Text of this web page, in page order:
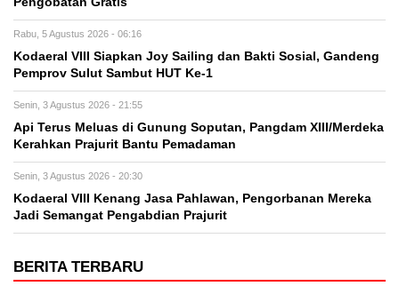
Rabu, 5 Agustus 2026 - 06:16
Kodaeral VIII Siapkan Joy Sailing dan Bakti Sosial, Gandeng
Pemprov Sulut Sambut HUT Ke-1
Senin, 3 Agustus 2026 - 21:55
Api Terus Meluas di Gunung Soputan, Pangdam XIII/Merdeka
Kerahkan Prajurit Bantu Pemadaman
Senin, 3 Agustus 2026 - 20:30
Kodaeral VIII Kenang Jasa Pahlawan, Pengorbanan Mereka
Jadi Semangat Pengabdian Prajurit
BERITA TERBARU